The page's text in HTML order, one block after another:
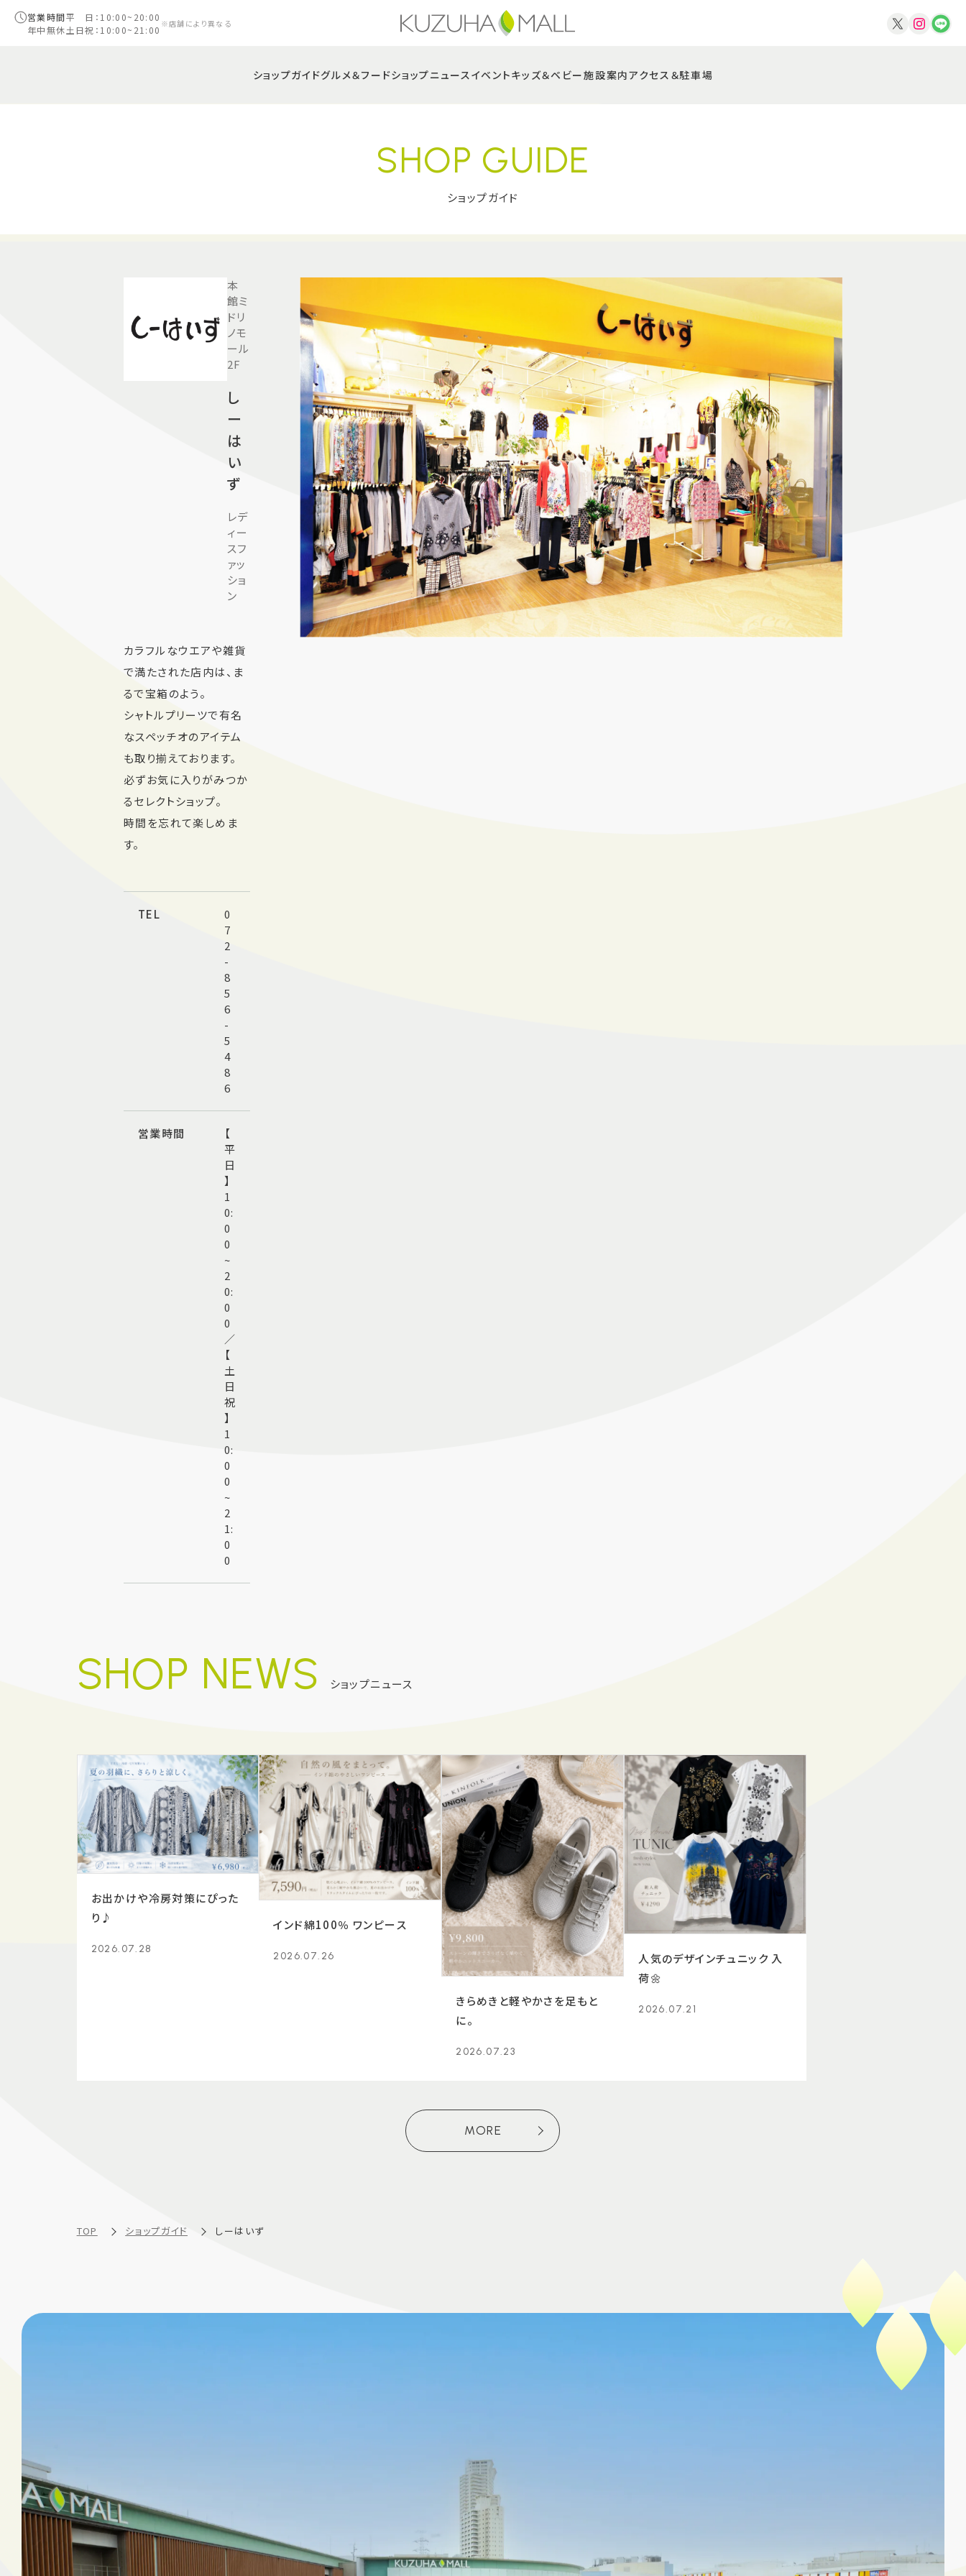
営業時間平 日：10:00~20:00
年中無休土日祝：10:00~21:00 ※店舗により異なる
ショップガイドグルメ＆フードショップニュース イベントキッズ＆ベビー施設案内アクセス＆駐車場
SHOP GUIDE
ショップガイド
本
館ミ
ドリ
ノモ
ール
2F
し
ー
は
い
ず
レデ
ィー
スフ
ァッ
ショ
ン
カラフルなウエアや雑貨
で満たされた店内は、ま
るで宝箱のよう。
シャトルプリーツで有名
なスペッチオのアイテム
も取り揃えております。
必ずお気に入りがみつか
るセレクトショップ。
時間を忘れて楽しめま
す。
TEL
0
7
2
-
8
5
6
-
5
4
8
6
営業時間
【
平
日
】
1
0:
0
0
~
2
0:
0
0
／
【
土
日
祝
】
1
0:
0
0
~
2
1:
0
0
SHOP NEWS ショップニュース
お出かけや冷房対策にぴった
り♪
2026.07.28
インド綿100％ ワンピース
2026.07.26
きらめきと軽やかさを足もと
に。
2026.07.23
人気のデザインチュニック 入
荷🌼
2026.07.21
MORE
TOP ショップガイド しーはいず